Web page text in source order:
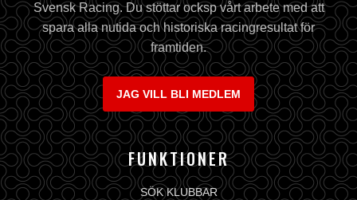
Svensk Racing. Du stöttar ocksp vårt arbete med att
spara alla nutida och historiska racingresultat för
framtiden.
JAG VILL BLI MEDLEM
FUNKTIONER
SÖK KLUBBAR